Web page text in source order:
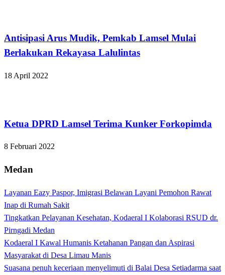
Antisipasi Arus Mudik, Pemkab Lamsel Mulai
Berlakukan Rekayasa Lalulintas
18 April 2022
Ketua DPRD Lamsel Terima Kunker Forkopimda
8 Februari 2022
Medan
Layanan Eazy Paspor, Imigrasi Belawan Layani Pemohon Rawat
Inap di Rumah Sakit
Tingkatkan Pelayanan Kesehatan, Kodaeral I Kolaborasi RSUD dr.
Pirngadi Medan‎
Kodaeral I Kawal Humanis Ketahanan Pangan dan Aspirasi
Masyarakat di Desa Limau Manis
Suasana penuh keceriaan menyelimuti di Balai Desa Setiadarma saat